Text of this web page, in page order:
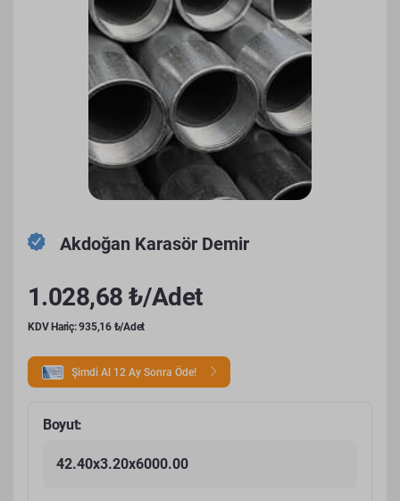
Akdoğan Karasör Demir
1.028,68 ₺/Adet
KDV Hariç: 935,16 ₺/Adet
Şimdi Al 12 Ay Sonra Öde!
Boyut:
42.40x3.20x6000.00